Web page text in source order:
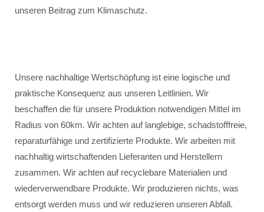
unseren Beitrag zum Klimaschutz.
Unsere nachhaltige Wertschöpfung ist eine logische und
praktische Konsequenz aus unseren Leitlinien. Wir
beschaffen die für unsere Produktion notwendigen Mittel im
Radius von 60km. Wir achten auf langlebige, schadstofffreie,
reparaturfähige und zertifizierte Produkte. Wir arbeiten mit
nachhaltig wirtschaftenden Lieferanten und Herstellern
zusammen. Wir achten auf recyclebare Materialien und
wiederverwendbare Produkte. Wir produzieren nichts, was
entsorgt werden muss und wir reduzieren unseren Abfall.